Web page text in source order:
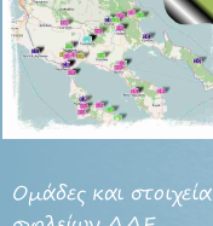
Ομάδεςκαι στοιχεία